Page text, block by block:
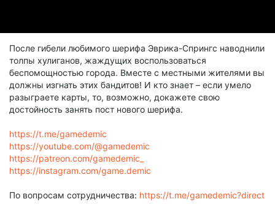
После гибели любимого шерифа Эврика-Спрингс наводнили
толпы хулиганов, жаждущих воспользоваться
беспомощностью города. Вместе с местными жителями вы
должны изгнать этих бандитов! И кто знает – если умело
разыграете карты, то, возможно, докажете свою
достойность занять пост нового шерифа.
https://t.me/gamedemic
https://youtube.com/@gamedemic
https://patreon.com/gamedemic_
https://instagram.com/game.demic
По вопросам сотрудничества: https://t.me/gamedemic?direct